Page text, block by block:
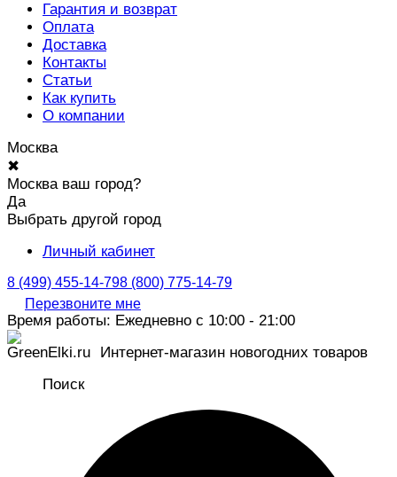
Гарантия и возврат
Оплата
Доставка
Контакты
Статьи
Как купить
О компании
Москва
✖
Москва ваш город?
Да
Выбрать другой город
Личный кабинет
8 (499) 455-14-798 (800) 775-14-79
Перезвоните мне
Время работы: Ежедневно с 10:00 - 21:00
Интернет-магазин новогодних товаров
Поиск